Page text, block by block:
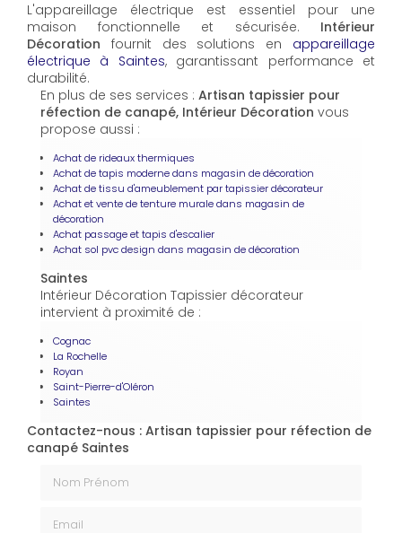
L'appareillage électrique est essentiel pour une
maison fonctionnelle et sécurisée. Intérieur
Décoration fournit des solutions en appareillage
électrique à Saintes, garantissant performance et
durabilité.
En plus de ses services : Artisan tapissier pour
réfection de canapé, Intérieur Décoration vous
propose aussi :
Achat de rideaux thermiques
Achat de tapis moderne dans magasin de décoration
Achat de tissu d'ameublement par tapissier décorateur
Achat et vente de tenture murale dans magasin de
décoration
Achat passage et tapis d'escalier
Achat sol pvc design dans magasin de décoration
Saintes
Intérieur Décoration Tapissier décorateur
intervient à proximité de :
Cognac
La Rochelle
Royan
Saint-Pierre-d'Oléron
Saintes
Contactez-nous : Artisan tapissier pour réfection de
canapé Saintes